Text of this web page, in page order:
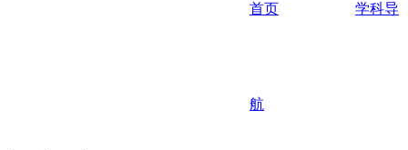
首页
学科导
航